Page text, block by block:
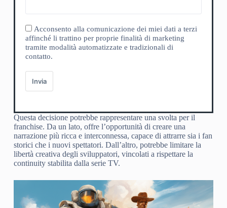
Acconsento alla comunicazione dei miei dati a terzi
affinché li trattino per proprie finalità di marketing
tramite modalità automatizzate e tradizionali di
contatto.
Invia
Questa decisione potrebbe rappresentare una svolta per il
franchise. Da un lato, offre l’opportunità di creare una
narrazione più ricca e interconnessa, capace di attrarre sia i fan
storici che i nuovi spettatori. Dall’altro, potrebbe limitare la
libertà creativa degli sviluppatori, vincolati a rispettare la
continuity stabilita dalla serie TV.